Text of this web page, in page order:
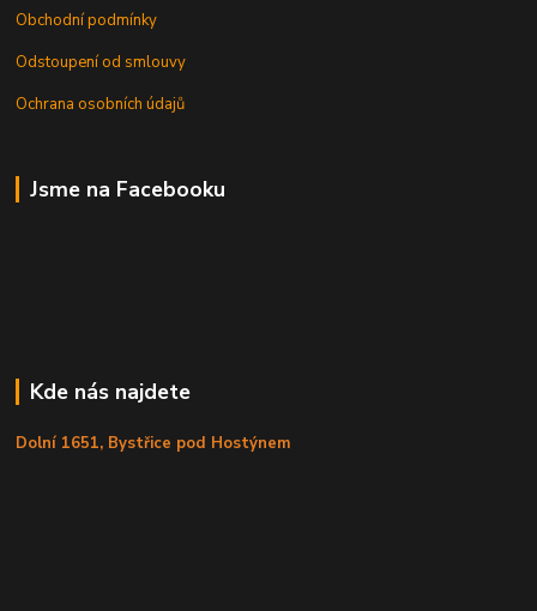
Obchodní podmínky
Odstoupení od smlouvy
Ochrana osobních údajů
Jsme na Facebooku
Kde nás najdete
Dolní 1651, Bystřice pod Hostýnem